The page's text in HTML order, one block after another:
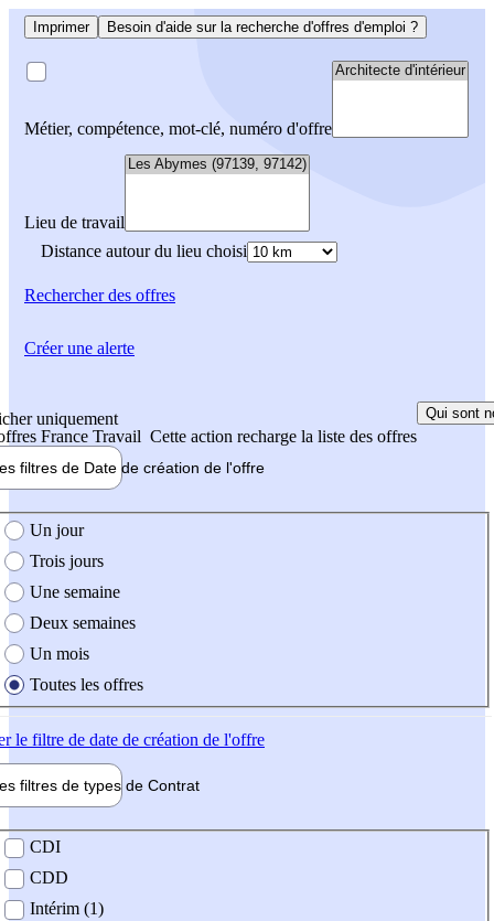
Imprimer Besoin d'aide sur la recherche d'offres d'emploi ?
Métier, compétence, mot-clé, numéro d'offre
Lieu de travail
Distance autour du lieu choisi
Rechercherdes offres
uniquement
France Travail Cette action recharge la liste des offres
Qui sont
filtres de Date de création de l'offre
création de l'offre
Un jour
Trois jours
Une semaine
Deux semaines
Un mois
Toutes les offres
le filtre de date de création de l'offre
filtres de types de Contrat
contrat
CDI
CDD
Intérim (1)
Créer une alerte